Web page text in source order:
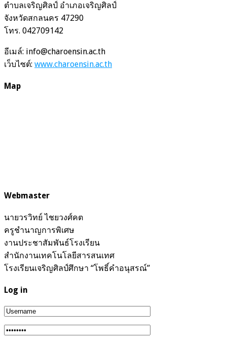
ตำบลเจริญศิลป์ อำเภอเจริญศิลป์
จังหวัดสกลนคร 47290
โทร. 042709142
อีเมล์: info@charoensin.ac.th
เว็บไซต์: www.charoensin.ac.th
Map
Webmaster
นายวรวิทย์ ไชยวงศ์คต
ครูชำนาญการพิเศษ
งานประชาสัมพันธ์โรงเรียน
สำนักงานเทคโนโลยีสารสนเทศ
โรงเรียนเจริญศิลป์ศึกษา “โพธิ์คำอนุสรณ์”
Log in